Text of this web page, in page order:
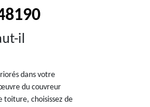
il
dans votre
du couvreur
toiture, choisissez de